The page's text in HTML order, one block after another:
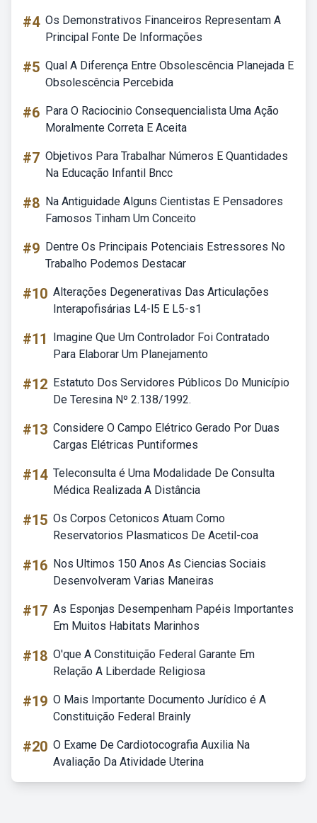
#4 Os Demonstrativos Financeiros Representam A
Principal Fonte De Informações
#5 Qual A Diferença Entre Obsolescência Planejada E
Obsolescência Percebida
#6 Para O Raciocinio Consequencialista Uma Ação
Moralmente Correta E Aceita
#7 Objetivos Para Trabalhar Números E Quantidades
Na Educação Infantil Bncc
#8 Na Antiguidade Alguns Cientistas E Pensadores
Famosos Tinham Um Conceito
#9 Dentre Os Principais Potenciais Estressores No
Trabalho Podemos Destacar
#10 Alterações Degenerativas Das Articulações
Interapofisárias L4-l5 E L5-s1
#11
Imagine Que Um Controlador Foi Contratado
Para Elaborar Um Planejamento
#12 Estatuto Dos Servidores Públicos Do Município
De Teresina Nº 2.138/1992.
#13 Considere O Campo Elétrico Gerado Por Duas
Cargas Elétricas Puntiformes
#14 Teleconsulta é Uma Modalidade De Consulta
Médica Realizada A Distância
#15 Os Corpos Cetonicos Atuam Como
Reservatorios Plasmaticos De Acetil-coa
#16 Nos Ultimos 150 Anos As Ciencias Sociais
Desenvolveram Varias Maneiras
#17 As Esponjas Desempenham Papéis Importantes
Em Muitos Habitats Marinhos
#18 O'que A Constituição Federal Garante Em
Relação A Liberdade Religiosa
#19 O Mais Importante Documento Jurídico é A
Constituição Federal Brainly
#20 O Exame De Cardiotocografia Auxilia Na
Avaliação Da Atividade Uterina